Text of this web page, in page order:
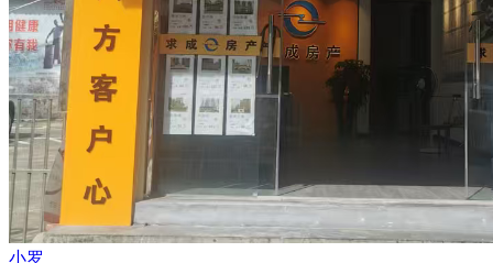
小罗